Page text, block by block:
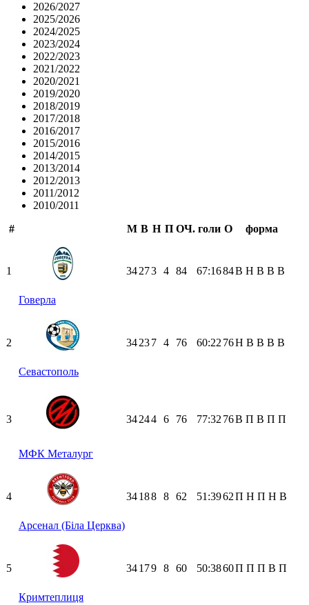
2026/2027
2025/2026
2024/2025
2023/2024
2022/2023
2021/2022
2020/2021
2019/2020
2018/2019
2017/2018
2016/2017
2015/2016
2014/2015
2013/2014
2012/2013
2011/2012
2010/2011
#
М В Н П ОЧ. голи О форма
1
Говерла
34273 4 84 67:1684В Н В В В
2
Севастополь
34237 4 76 60:2276Н В В В В
3
МФК Металург
34244 6 76 77:3276В П В П П
4
Арсенал (Біла Церква)
34188 8 62 51:3962П Н П Н В
5
Кримтеплиця
34179 8 60 50:3860П П П В П